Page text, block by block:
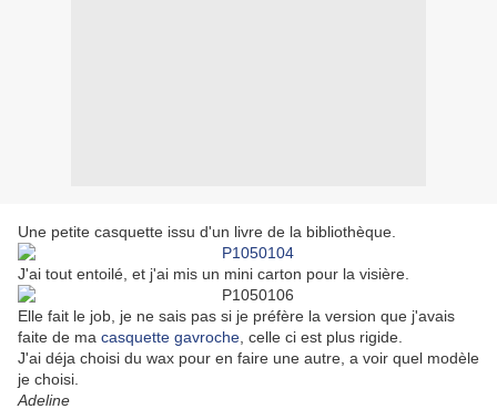
Une petite casquette issu d'un livre de la bibliothèque.
J'ai tout entoilé, et j'ai mis un mini carton pour la visière.
Elle fait le job, je ne sais pas si je préfère la version que j'avais
faite de ma casquette gavroche , celle ci est plus rigide.
J'ai déja choisi du wax pour en faire une autre, a voir quel modèle
je choisi.
Adeline